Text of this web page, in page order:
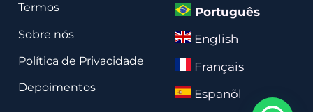
Termos
Sobre nós
Política de Privacidade
Depoimentos
Português
English
Français
Espanõl